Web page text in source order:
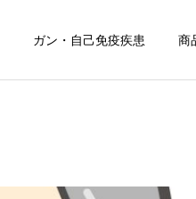
ガン・自己免疫疾患 商